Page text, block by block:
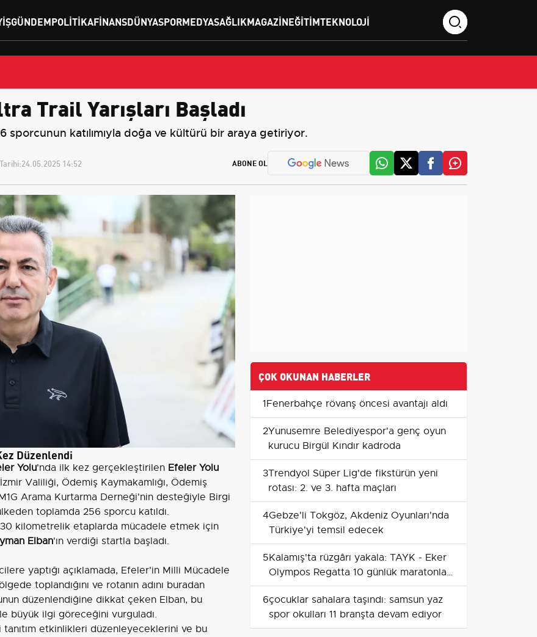
GÜNDEMPOLITIKAFINANSDÜNYASPORMEDYASAĞLIKMAGAZINEĞITIMTEKNOLOJI
Trail Yarışları Başladı
sporcunun katılımıyla doğa ve kültürü bir araya getiriyor.
24.05.2025 14:52 ABONE OL
Düzenlendi
Yolu'nda ilk kez gerçekleştirilen Efeler Yolu
Valiliği, Ödemiş Kaymakamlığı, Ödemiş
Arama Kurtarma Derneği'nin desteğiyle Birgi
toplamda 256 sporcu katıldı.
30 kilometrelik etaplarda mücadele etmek için
Elban'ın verdiği startla başladı.
yaptığı açıklamada, Efeler'in Milli Mücadele
toplandığını ve rotanın adını buradan
düzenlendiğine dikkat çeken Elban, bu
büyük ilgi göreceğini vurguladı.
etkinlikleri düzenleyeceklerini ve bu
ÇOK OKUNAN HABERLER
1Fenerbahçe rövanş öncesi avantajı aldı
2Yunusemre Belediyespor'a genç oyun
kurucu Birgül Kındır kadroda
3Trendyol Süper Lig'de fikstürün yeni
rotası: 2. ve 3. hafta maçları
4Gebze'li Tokgöz, Akdeniz Oyunları'nda
Türkiye'yi temsil edecek
5Kalamış'ta rüzgârı yakala: TAYK - Eker
Olympos Regatta 10 günlük maratonla
başladı
6çocuklar sahalara taşındı: samsun yaz
spor okulları 11 branşta devam ediyor